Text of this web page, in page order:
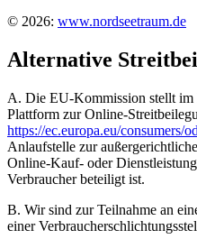
© 2026: www.nordseetraum.de
Alternative
A. Die EU-Kommission stellt
Plattform zur Online-
https://ec.europa.eu/consumers/
Anlaufstelle zur
Online-Kauf- oder
Verbraucher beteiligt ist.
B. Wir sind zur Teilnahme an
einer